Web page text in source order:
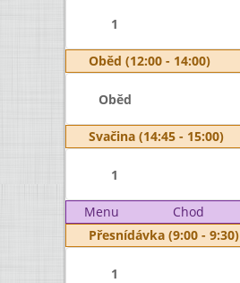
1
Oběd (12:00 - 14:00)
Oběd
Svačina (14:45 - 15:00)
1
Menu Chod
Přesnídávka (9:00 - 9:30)
1